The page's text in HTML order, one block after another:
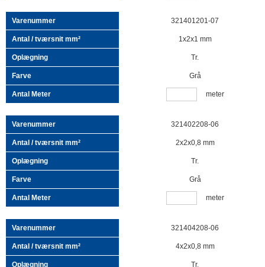
321401201-07
1x2x1 mm
Tr.
Grå
meter
321402208-06
2x2x0,8 mm
Tr.
Grå
meter
321404208-06
4x2x0,8 mm
Tr.